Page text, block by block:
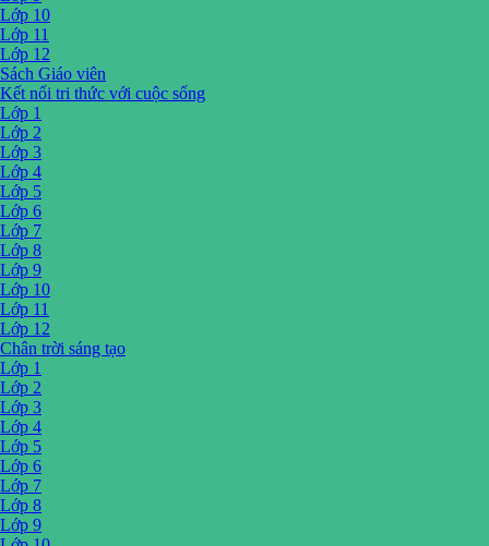
Lớp 10
Lớp 11
Lớp 12
Sách Giáo viên
Kết nối tri thức với cuộc sống
Lớp 1
Lớp 2
Lớp 3
Lớp 4
Lớp 5
Lớp 6
Lớp 7
Lớp 8
Lớp 9
Lớp 10
Lớp 11
Lớp 12
Chân trời sáng tạo
Lớp 1
Lớp 2
Lớp 3
Lớp 4
Lớp 5
Lớp 6
Lớp 7
Lớp 8
Lớp 9